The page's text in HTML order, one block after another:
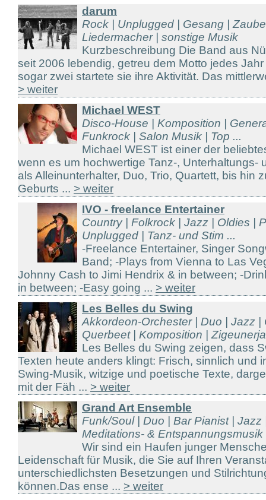
darum
Rock | Unplugged | Gesang |
Liedermacher | sonstige Musik
Kurzbeschreibung Die Band aus
seit 2006 lebendig, getreu dem Motto jedes
sogar zwei startete sie ihre Aktivität. Das
> weiter
Michael WEST
Disco-House | Komposition |
Funkrock | Salon Musik | Top ...
Michael WEST ist einer der
wenn es um hochwertige Tanz-, Unterhaltungs-
als Alleinunterhalter, Duo, Trio, Quartett, bis hin
Geburts ... > weiter
IVO - freelance Entertainer
Country | Folkrock | Jazz | Oldies |
Unplugged | Tanz- und Stim ...
-Freelance Entertainer, Singer
Band; -Plays from Vienna to Las
Johnny Cash to Jimi Hendrix & in between; -
in between; -Easy going ... > weiter
Les Belles du Swing
Akkordeon-Orchester | Duo | Jazz |
Querbeet | Komposition |
Les Belles du Swing zeigen, dass
Texten heute anders klingt: Frisch, sinnlich und
Swing-Musik, witzige und poetische Texte,
mit der Fäh ... > weiter
Grand Art Ensemble
Funk/Soul | Duo | Bar Pianist | Jazz
Meditations- & Entspannungsmusik
Wir sind ein Haufen junger
Leidenschaft für Musik, die Sie auf Ihren
unterschiedlichsten Besetzungen und
können.Das ense ... > weiter